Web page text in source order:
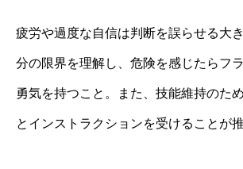
疲労や過度な自信は判断を誤らせる大
分の限界を理解し、危険を感じたらフ
勇気を持つこと。また、技能維持のた
とインストラクションを受けることが